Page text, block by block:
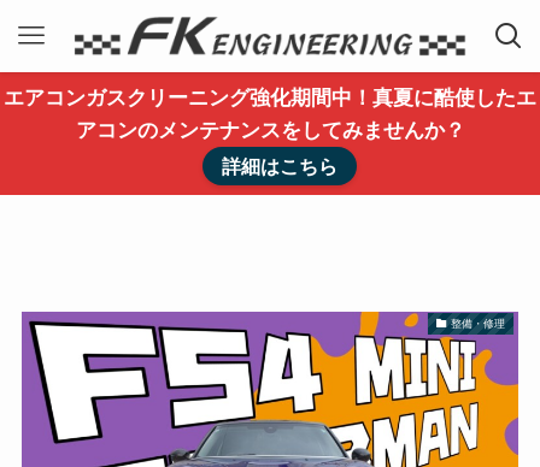
エアコンガスクリーニング強化期間中！真夏に酷使したエ
アコンのメンテナンスをしてみませんか？
詳細はこちら
整備・修理